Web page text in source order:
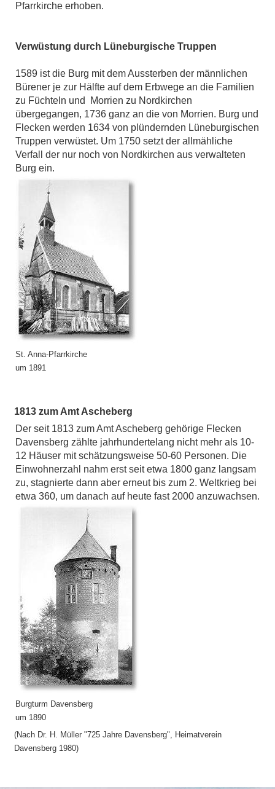
Pfarrkirche erhoben.
Verwüstung durch Lüneburgische Truppen
1589 ist die Burg mit dem Aussterben der männlichen
Bürener je zur Hälfte auf dem Erbwege an die Familien
zu Füchteln und Morrien zu Nordkirchen
übergegangen, 1736 ganz an die von Morrien. Burg und
Flecken werden 1634 von plündernden Lüneburgischen
Truppen verwüstet. Um 1750 setzt der allmähliche
Verfall der nur noch von Nordkirchen aus verwalteten
Burg ein.
St. Anna-Pfarrkirche
um 1891
1813 zum Amt Ascheberg
Der seit 1813 zum Amt Ascheberg gehörige Flecken
Davensberg zählte jahrhundertelang nicht mehr als 10-
12 Häuser mit schätzungsweise 50-60 Personen. Die
Einwohnerzahl nahm erst seit etwa 1800 ganz langsam
zu, stagnierte dann aber erneut bis zum 2. Weltkrieg bei
etwa 360, um danach auf heute fast 2000 anzuwachsen.
Burgturm Davensberg
um 1890
(Nach Dr. H. Müller "725 Jahre Davensberg", Heimatverein
Davensberg 1980)